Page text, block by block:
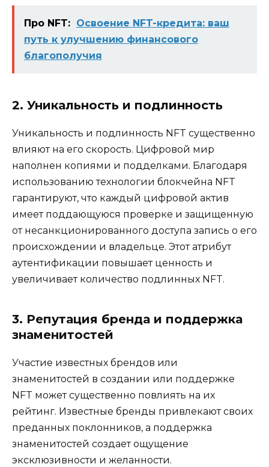
Про NFT: Освоение NFT-кредита: ваш
путь к улучшению финансового
благополучия
2. Уникальность и подлинность
Уникальность и подлинность NFT существенно
влияют на его скорость. Цифровой мир
наполнен копиями и подделками. Благодаря
использованию технологии блокчейна NFT
гарантируют, что каждый цифровой актив
имеет поддающуюся проверке и защищенную
от несанкционированного доступа запись о его
происхождении и владельце. Этот атрибут
аутентификации повышает ценность и
увеличивает количество подлинных NFT.
3. Репутация бренда и поддержка
знаменитостей
Участие известных брендов или
знаменитостей в создании или поддержке
NFT может существенно повлиять на их
рейтинг. Известные бренды привлекают своих
преданных поклонников, а поддержка
знаменитостей создает ощущение
эксклюзивности и желанности.